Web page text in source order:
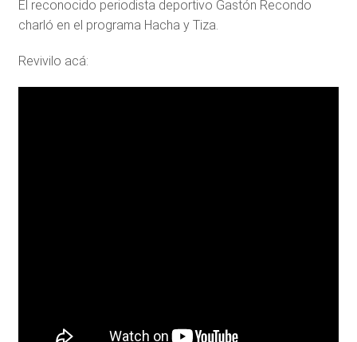
El reconocido periodista deportivo Gastón Recondo
charló en el programa Hacha y Tiza.
Revivilo acá: